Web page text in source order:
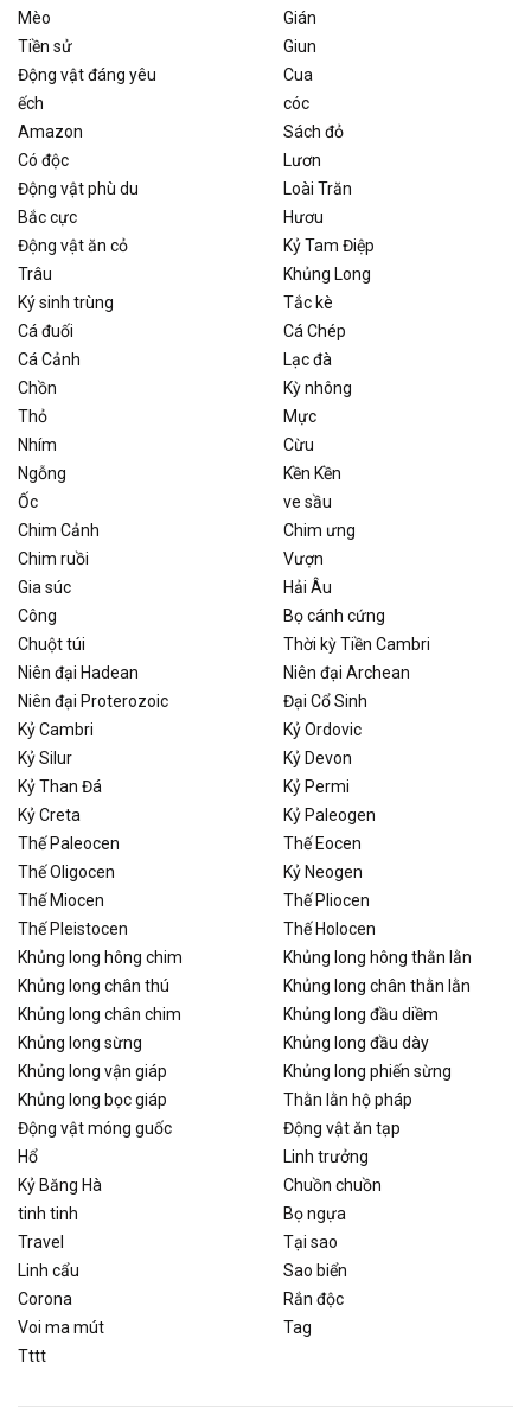
Mèo
Gián
Tiền sử
Giun
Động vật đáng yêu
Cua
ếch
cóc
Amazon
Sách đỏ
Có độc
Lươn
Động vật phù du
Loài Trăn
Bắc cực
Hươu
Động vật ăn cỏ
Kỷ Tam Điệp
Trâu
Khủng Long
Ký sinh trùng
Tắc kè
Cá đuối
Cá Chép
Cá Cảnh
Lạc đà
Chồn
Kỳ nhông
Thỏ
Mực
Nhím
Cừu
Ngỗng
Kền Kền
Ốc
ve sầu
Chim Cảnh
Chim ưng
Chim ruồi
Vượn
Gia súc
Hải Âu
Công
Bọ cánh cứng
Chuột túi
Thời kỳ Tiền Cambri
Niên đại Hadean
Niên đại Archean
Niên đại Proterozoic
Đại Cổ Sinh
Kỷ Cambri
Kỷ Ordovic
Kỷ Silur
Kỷ Devon
Kỷ Than Đá
Kỷ Permi
Kỷ Creta
Kỷ Paleogen
Thế Paleocen
Thế Eocen
Thế Oligocen
Kỷ Neogen
Thế Miocen
Thế Pliocen
Thế Pleistocen
Thế Holocen
Khủng long hông chim
Khủng long hông thằn lằn
Khủng long chân thú
Khủng long chân thằn lằn
Khủng long chân chim
Khủng long đầu diềm
Khủng long sừng
Khủng long đầu dày
Khủng long vận giáp
Khủng long phiến sừng
Khủng long bọc giáp
Thằn lằn hộ pháp
Động vật móng guốc
Động vật ăn tạp
Hổ
Linh trưởng
Kỷ Băng Hà
Chuồn chuồn
tinh tinh
Bọ ngựa
Travel
Tại sao
Linh cẩu
Sao biển
Corona
Rắn độc
Voi ma mút
Tag
Tttt